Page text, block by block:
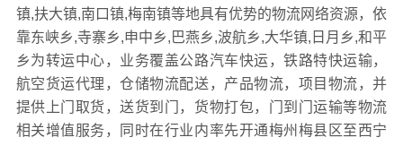
镇,扶大镇,南口镇,梅南镇等地具有优势的物流网络资源，依
靠东峡乡,寺寨乡,申中乡,巴燕乡,波航乡,大华镇,日月乡,和平
乡为转运中心，业务覆盖公路汽车快运，铁路特快运输，
航空货运代理，仓储物流配送，产品物流，项目物流，并
提供上门取货，送货到门，货物打包，门到门运输等物流
相关增值服务，同时在行业内率先开通梅州梅县区至西宁